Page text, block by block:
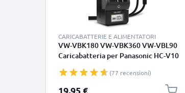
CARICABATTERIE E ALIMENTATORI
VW-VBK180 VW-VBK360 VW-VBL90
Caricabatteria per Panasonic HC-V10
-SD80 -SD90 SDR-S50, Nokia 3650
Batterie per fotocamera marca
(77 recensioni)
19,95 €